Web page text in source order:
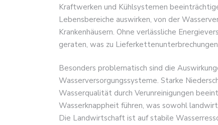
Kraftwerken und Kühlsystemen
Lebensbereiche auswirken, von der
Krankenhäusern. Ohne verlässliche
geraten, was zu
Besonders problematisch sind die
Wasserversorgungssysteme. Starke
Wasserqualität durch Verunreinigungen
Wasserknappheit führen, was sowohl
Die Landwirtschaft ist auf stabile